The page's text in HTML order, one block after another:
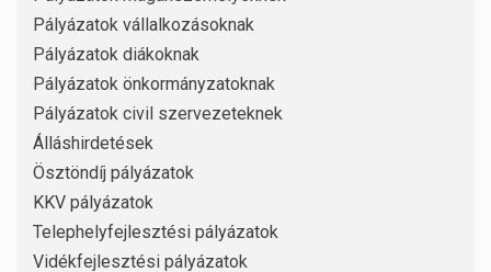
Pályázatok vállalkozásoknak
Pályázatok diákoknak
Pályázatok önkormányzatoknak
Pályázatok civil szervezeteknek
Álláshirdetések
Ösztöndíj pályázatok
KKV pályázatok
Telephelyfejlesztési pályázatok
Vidékfejlesztési pályázatok